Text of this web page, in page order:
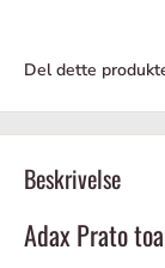
Del dette
Beskrivelse
Adax Prato